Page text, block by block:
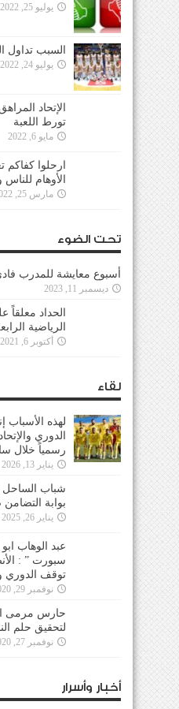
يوليو 25, 2022
السبب تداول
يوليو 24, 2022
الإتحاد
تورط اللعبة
مايو 6, 2022
ارحلوا كفاكم
الأوهام للناس
مارس 25, 2022
تحت الضوء
أسبوع معايشة للمدرب
ديسمبر 11, 2023
الحداد معلقاً
الرياضية
أكتوبر 6, 2021
لقاء
لهذه
الدوري
رسمياً خلال
يناير 13, 2026
شباب الساحل
بوابة
يناير 26, 2025
عبد الوهاب ابو
سبورت ” :
توقف الدوري
نوفمبر 29, 2020
حارس مرمى
لتحقيق حلم
نوفمبر 27, 2020
أخبار وأسرار